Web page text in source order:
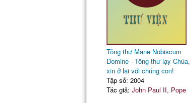
Tông thư Mane Nobiscum
Domine - Tông thư lạy Chúa,
xin ở lại với chúng con!
Tập số: 2004
Tác giả: John Paul II, Pope